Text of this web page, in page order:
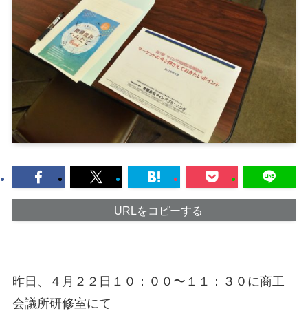
URLをコピーする
昨日、４月２２日１０：００〜１１：３０に商工
会議所研修室にて